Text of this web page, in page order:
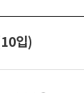
입)